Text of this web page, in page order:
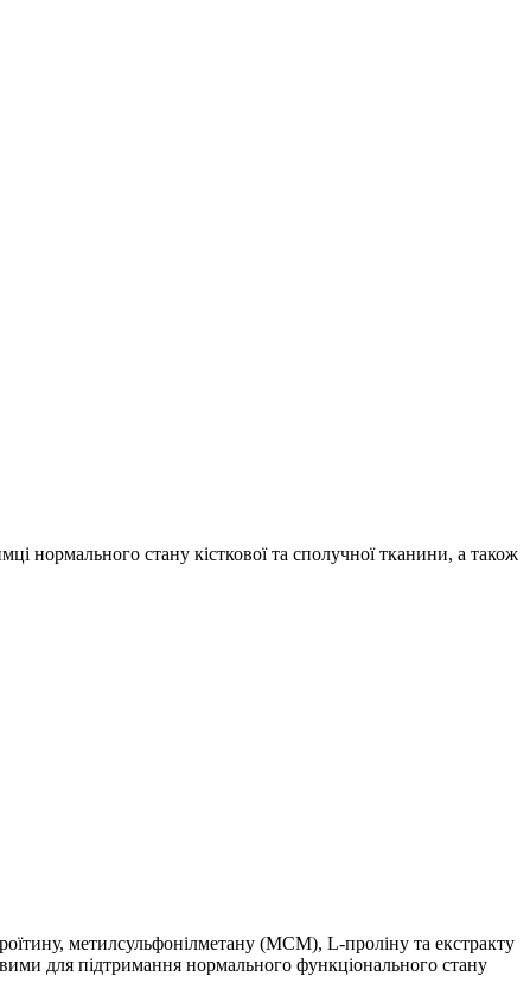
нормального стану кісткової та сполучної тканини, а також
метилсульфонілметану (МСМ), L-проліну та екстракту
для підтримання нормального функціонального стану